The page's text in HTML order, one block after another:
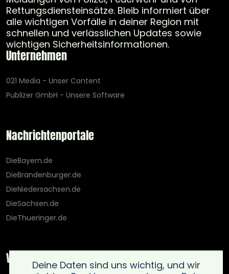
Rettungsdiensteinsätze. Bleib informiert über
alle wichtigen Vorfälle in deiner Region mit
schnellen und verlässlichen Updates sowie
wichtigen Sicherheitsinformationen.
Unternehmen
021 Media - Unser Content
Publizer GmbH - Unsere Software
Nachrichtenportale
DieBayern.de
DieBrandenburger.de
DieNiedersachsen.de
DieSachsen.de
DieThueringer.de
Weitere Portale
Deine Daten sind uns wichtig, und wir